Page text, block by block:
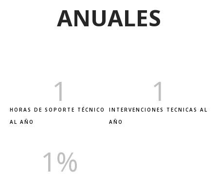
ANUALES
HORAS DE SOPORTE TÉCNICO
AL AÑO
1
INTERVENCIONES TECNICAS AL
AÑO
1
1%